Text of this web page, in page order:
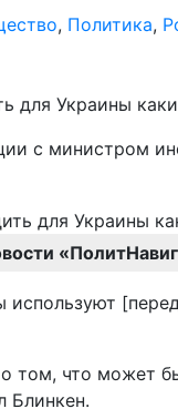
, Политика,
для Украины
с министром
используют
что может
Блинкен.